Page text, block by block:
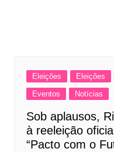
Eleições Eleições
Eventos
Notícias
Sob aplausos,
à reeleição
“Pacto com o